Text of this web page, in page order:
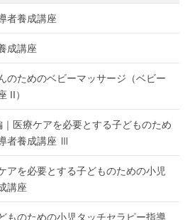
者養成講座
成講座
のためのベビーマッサージ（ベビー
II）
｜医療ケアを必要とする子どものため
者養成講座 Ⅲ
アを必要とする子どものための小児
講座
ものための小児タッチセラピー指導